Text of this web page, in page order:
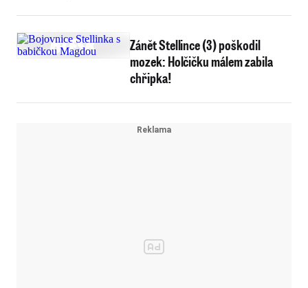
Zánět Stellince (3) poškodil
mozek: Holčičku málem zabila
chřipka!